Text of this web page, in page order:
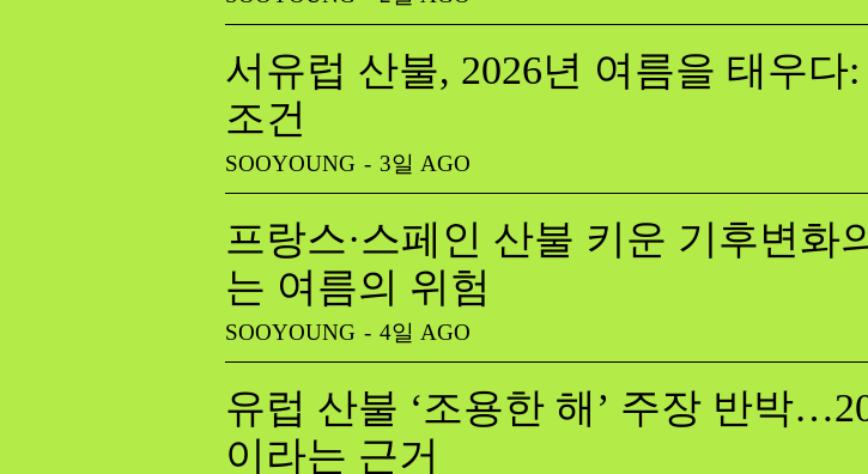
서유럽 산불, 2026년 여름을 태우
조건
SOOYOUNG - 3일 AGO
프랑스·스페인 산불 키운 기후변화
는 여름의 위험
SOOYOUNG - 4일 AGO
유럽 산불 ‘조용한 해’ 주장 반박
이라는 근거